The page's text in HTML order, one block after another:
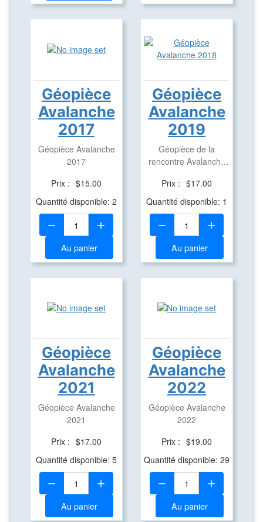
Géopièce
Avalanche
2017
Géopièce Avalanche
2017
Prix : $15.00
Quantité disponible: 2
Quantité:
Au panier
Géopièce
Avalanche
2019
Géopièce de la
rencontre Avalanche
...
Prix : $17.00
Quantité disponible: 1
Quantité:
Au panier
Géopièce
Avalanche
2021
Géopièce Avalanche
2021
Prix : $17.00
Quantité disponible: 5
Quantité:
Au panier
Géopièce
Avalanche
2022
Géopièce Avalanche
2022
Prix : $19.00
Quantité disponible: 29
Quantité:
Au panier